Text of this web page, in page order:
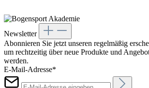
Newsletter
Abonnieren Sie jetzt unseren regelmäßig
um rechtzeitig über neue Produkte und
werden.
E-Mail-Adresse*